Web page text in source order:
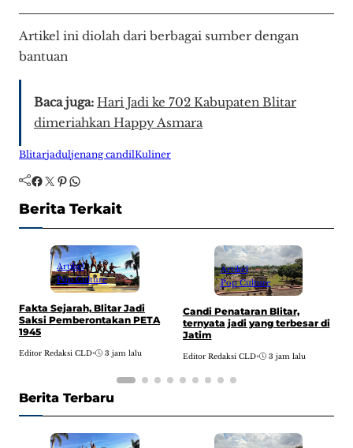
Artikel ini diolah dari berbagai sumber dengan
bantuan
Baca juga: Hari Jadi ke 702 Kabupaten Blitar
dimeriahkan Happy Asmara
Blitarjaduljenang candilKuliner
Facebook Twitter Pinterest WhatsApp
Berita Terkait
Artikel
Pop Culture
Fakta Sejarah, Blitar Jadi
Saksi Pemberontakan PETA
1945
Editor Redaksi CLD• 3 jam lalu
Artikel
Pop Culture
Candi Penataran Blitar,
ternyata jadi yang terbesar di
Jatim
Editor Redaksi CLD• 3 jam lalu
Berita Terbaru